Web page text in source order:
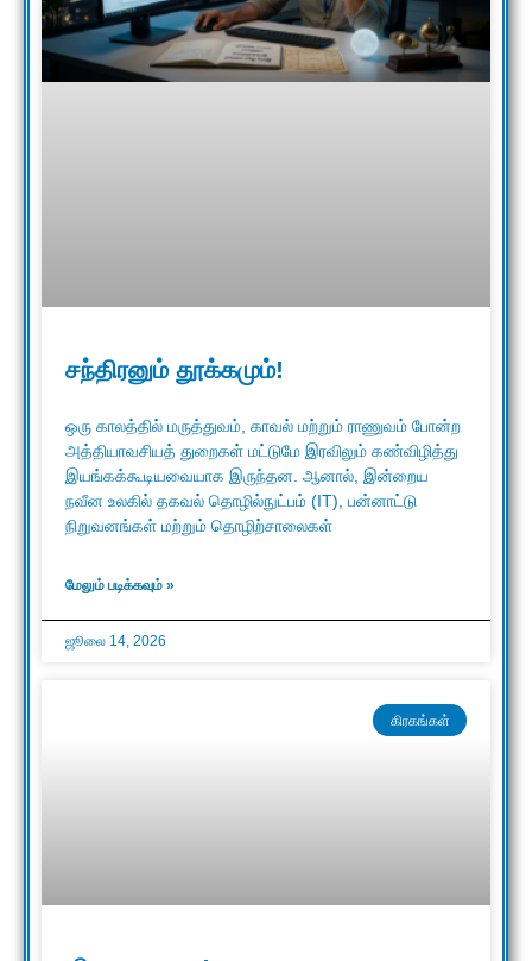
சந்திரனும் தூக்கமும்!
ஒரு காலத்தில் மருத்துவம், காவல் மற்றும் ராணுவம் போன்ற
அத்தியாவசியத் துறைகள் மட்டுமே இரவிலும் கண்விழித்து
இயங்கக்கூடியவையாக இருந்தன. ஆனால், இன்றைய
நவீன உலகில் தகவல் தொழில்நுட்பம் (IT), பன்னாட்டு
நிறுவனங்கள் மற்றும் தொழிற்சாலைகள்
மேலும் படிக்கவும் »
ஜூலை 14, 2026
கிரகங்கள்